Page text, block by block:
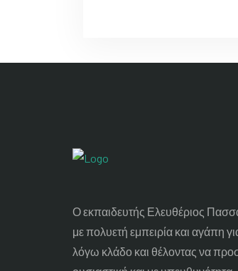
Ο εκπαιδευτής Ελευθέριος
με πολυετή εμπειρία και αγάπη
λόγω κλάδο και θέλοντας να